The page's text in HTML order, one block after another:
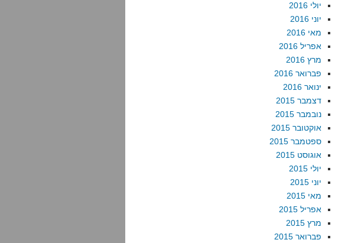
יולי 2016
יוני 2016
מאי 2016
אפריל 2016
מרץ 2016
פברואר 2016
ינואר 2016
דצמבר 2015
נובמבר 2015
אוקטובר 2015
ספטמבר 2015
אוגוסט 2015
יולי 2015
יוני 2015
מאי 2015
אפריל 2015
מרץ 2015
פברואר 2015